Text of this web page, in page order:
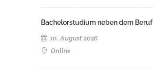
Bachelorstudium neben dem Beruf
10. August 2026
Online